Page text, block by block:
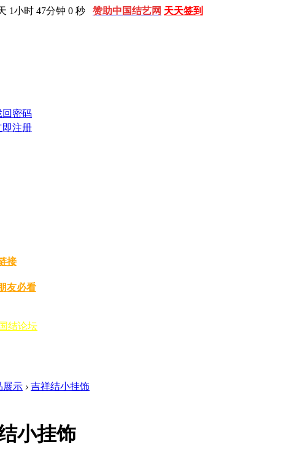
1小时 47分钟 0 秒 赞助中国结艺网 天天签到
回密码
即注册
接
友必看
结论坛
展示 › 吉祥结小挂饰
小挂饰